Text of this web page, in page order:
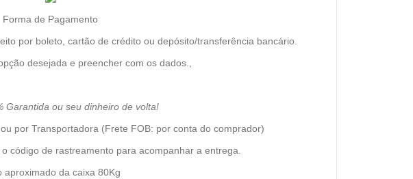
Forma de Pagamento
por boleto, cartão de crédito ou depósito/transferência bancário.
desejada e preencher com os dados.,
Garantida ou seu dinheiro de volta!
por Transportadora (Frete FOB: por conta do comprador)
código de rastreamento para acompanhar a entrega.
aproximado da caixa 80Kg